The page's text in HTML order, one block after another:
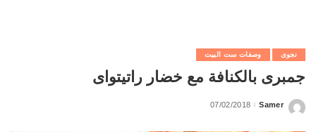
نجوى وصفات ست البيت
جمبرى بالكنافة مع خضار راتيتواى
Posted
Samer
07/02/2018